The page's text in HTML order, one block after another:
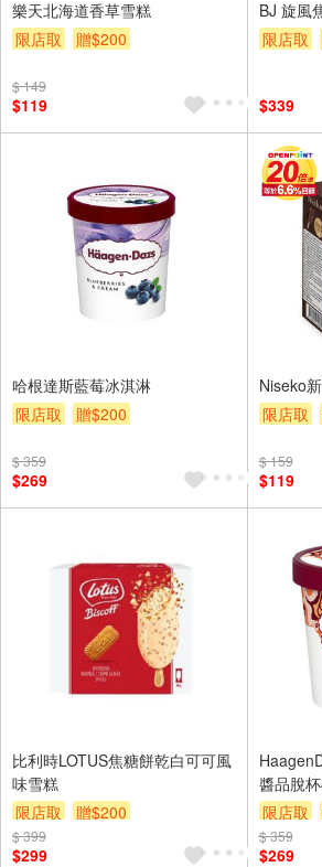
樂天北海道香草雪糕
限店取
贈$200
$ 149
$119
BJ 旋風
限店取
$339
哈根達斯藍莓冰淇淋
限店取
贈$200
$ 359
$269
Niseko
限店取
$ 159
$119
比利時LOTUS焦糖餅乾白可可風
味雪糕
限店取
贈$200
$ 399
$299
醬品脫
限店取
$ 359
$269